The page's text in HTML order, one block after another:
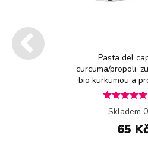
Pasta del
curcuma/propoli,
bio kurkumou a
Skladem
65